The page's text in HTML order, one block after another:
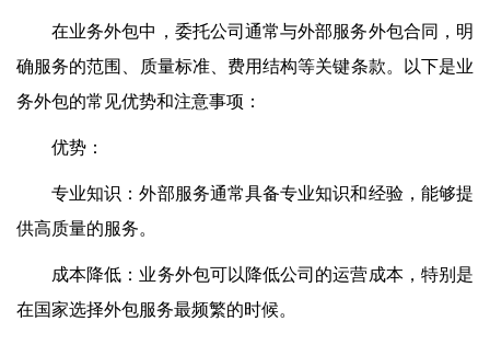
在业务外包中，委托公司通常与外部服务外包合同，明
确服务的范围、质量标准、费用结构等关键条款。以下是业
务外包的常见优势和注意事项：
优势：
专业知识：外部服务通常具备专业知识和经验，能够提
供高质量的服务。
成本降低：业务外包可以降低公司的运营成本，特别是
在国家选择外包服务最频繁的时候。